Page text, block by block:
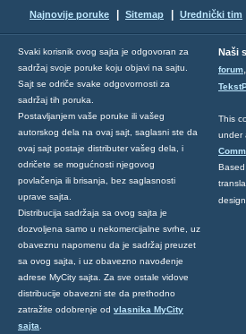
Najnovije poruke Sitemap Urednički tim
Svaki korisnik ovog sajta je odgovoran za
sadržaj svoje poruke koju objavi na sajtu.
Sajt se odriče svake odgovornosti za
sadržaj tih poruka.
Postavljanjem vaše poruke ili vašeg
autorskog dela na ovaj sajt, saglasni ste da
ovaj sajt postaje distributer vašeg dela, i
odričete se mogućnosti njegovog
povlačenja ili brisanja, bez saglasnosti
uprave sajta.
Distribucija sadržaja sa ovog sajta je
dozvoljena samo u nekomercijalne svrhe, uz
obaveznu napomenu da je sadržaj preuzet
sa ovog sajta, i uz obavezno navođenje
adrese MyCity sajta. Za sve ostale vidove
distribucije obavezni ste da prethodno
zatražite odobrenje od vlasnika MyCity
sajta
Naši
forum,
This
under
Based